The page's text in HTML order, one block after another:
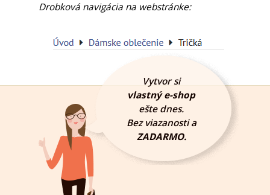
Drobková navigácia na webstránke:
Vytvor si
vlastný e-shop
ešte dnes.
Bez viazanosti a
ZADARMO.